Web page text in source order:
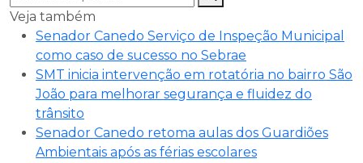
Veja também
Senador Canedo Serviço de Inspeção Municipal
como caso de sucesso no Sebrae
SMT inicia intervenção em rotatória no bairro São
João para melhorar segurança e fluidez do
trânsito
Senador Canedo retoma aulas dos Guardiões
Ambientais após as férias escolares